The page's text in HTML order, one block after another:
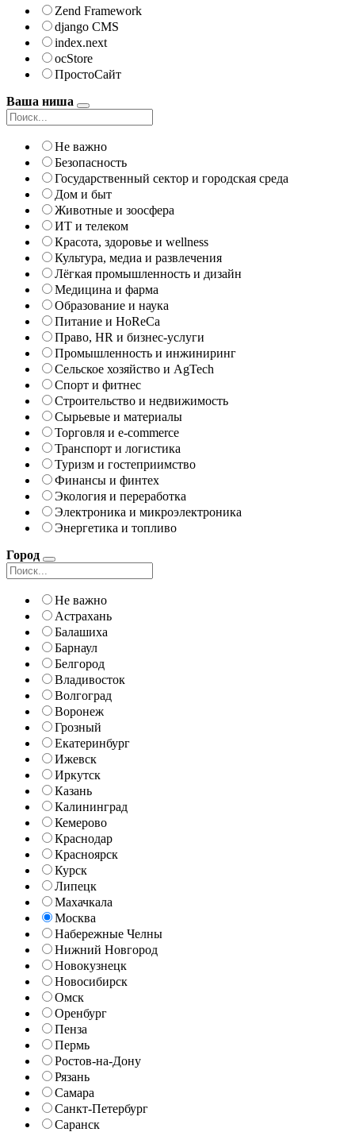
Zend Framework
django CMS
index.next
ocStore
ПростоСайт
Ваша ниша
Не важно
Безопасность
Государственный сектор и городская среда
Дом и быт
Животные и зоосфера
ИТ и телеком
Красота, здоровье и wellness
Культура, медиа и развлечения
Лёгкая промышленность и дизайн
Медицина и фарма
Образование и наука
Питание и HoReCa
Право, HR и бизнес-услуги
Промышленность и инжиниринг
Сельское хозяйство и AgTech
Спорт и фитнес
Строительство и недвижимость
Сырьевые и материалы
Торговля и e-commerce
Транспорт и логистика
Туризм и гостеприимство
Финансы и финтех
Экология и переработка
Электроника и микроэлектроника
Энергетика и топливо
Город
Не важно
Астрахань
Балашиха
Барнаул
Белгород
Владивосток
Волгоград
Воронеж
Грозный
Екатеринбург
Ижевск
Иркутск
Казань
Калининград
Кемерово
Краснодар
Красноярск
Курск
Липецк
Махачкала
Москва
Набережные Челны
Нижний Новгород
Новокузнецк
Новосибирск
Омск
Оренбург
Пенза
Пермь
Ростов-на-Дону
Рязань
Самара
Санкт-Петербург
Саранск